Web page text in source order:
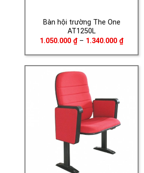
Bàn hội trường The One
AT1250L
1.050.000 ₫ – 1.340.000 ₫Khoảng
từ
đến